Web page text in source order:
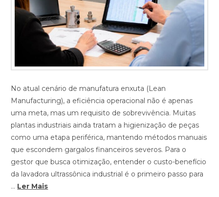
No atual cenário de manufatura enxuta (Lean
Manufacturing), a eficiência operacional não é apenas
uma meta, mas um requisito de sobrevivência. Muitas
plantas industriais ainda tratam a higienização de peças
como uma etapa periférica, mantendo métodos manuais
que escondem gargalos financeiros severos. Para o
gestor que busca otimização, entender o custo-benefício
da lavadora ultrassônica industrial é o primeiro passo para
… Ler Mais